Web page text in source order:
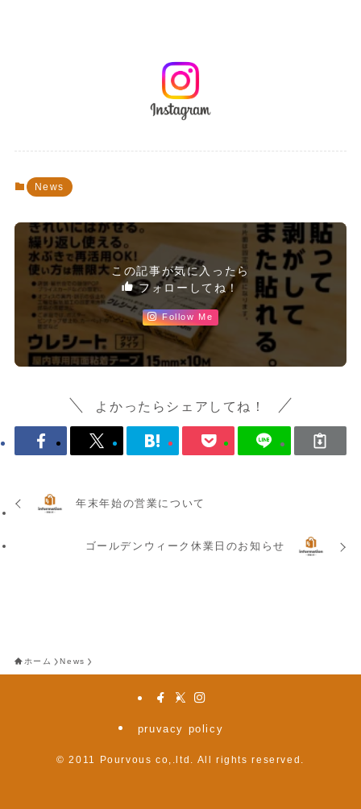
News
この記事が気に入ったら
フォローしてね！
Follow Me
よかったらシェアしてね！
年末年始の営業について
ゴールデンウィーク休業日のお知らせ
ホーム News
pruvacy policy
© 2011 Pourvous co,.ltd. All rights reserved.